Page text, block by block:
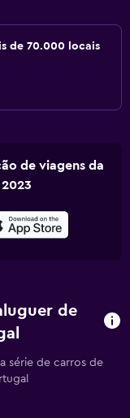
de 70.000 locais
de viagens da
de
série de carros de